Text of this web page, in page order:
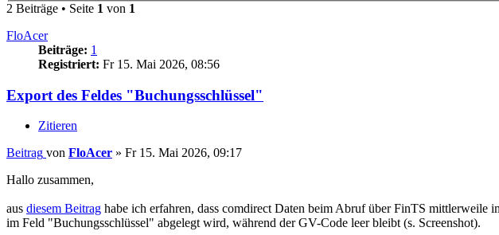
2 Beiträge • Seite 1 von 1
FloAcer
Beiträge: 1
Registriert: Fr 15. Mai 2026, 08:56
Export des Feldes "Buchungsschlüssel"
Zitieren
Beitrag von FloAcer » Fr 15. Mai 2026, 09:17
Hallo zusammen,
aus diesem Beitrag habe ich erfahren, dass comdirect Daten beim Abruf über FinTS
im Feld "Buchungsschlüssel" abgelegt wird, während der GV-Code leer bleibt (s. Screenshot).